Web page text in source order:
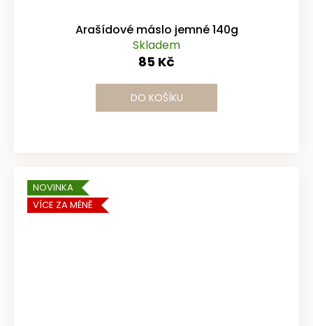
Arašídové máslo jemné 140g
Skladem
85 Kč
DO KOŠÍKU
NOVINKA
VÍCE ZA MÉNĚ